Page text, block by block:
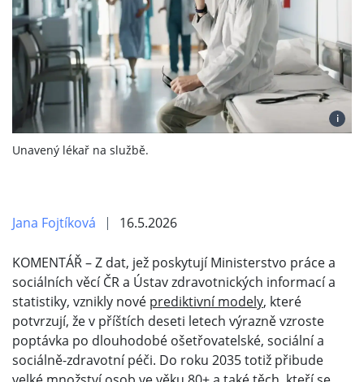
i
Unavený lékař na službě.
Jana Fojtíková 16.5.2026
KOMENTÁŘ – Z dat, jež poskytují Ministerstvo práce a
sociálních věcí ČR a Ústav zdravotnických informací a
statistiky, vznikly nové prediktivní modely, které
potvrzují, že v příštích deseti letech výrazně vzroste
poptávka po dlouhodobé ošetřovatelské, sociální a
sociálně-zdravotní péči. Do roku 2035 totiž přibude